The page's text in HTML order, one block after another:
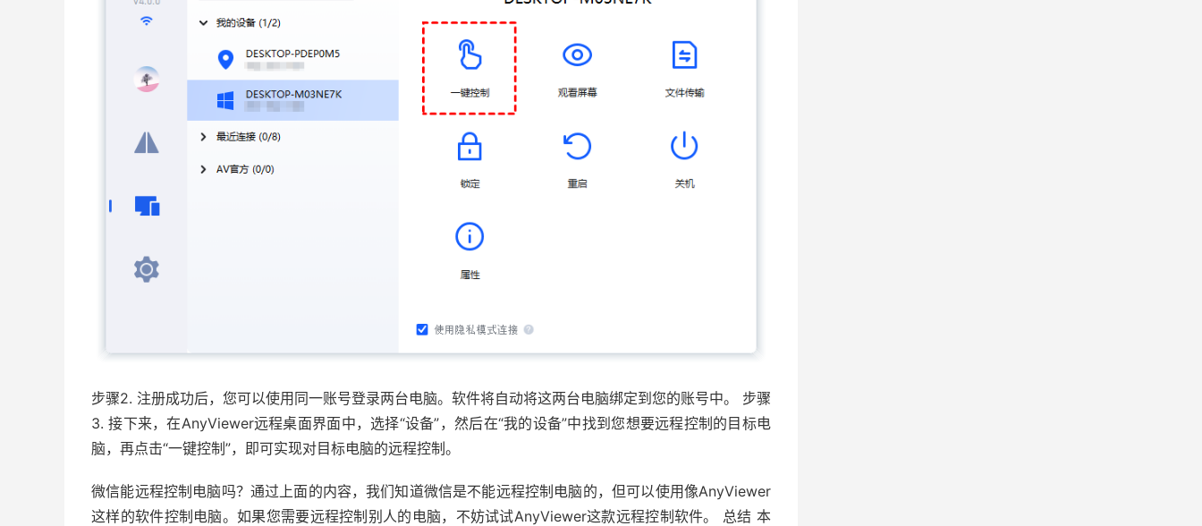
步骤2. 注册成功后，您可以使用同一账号登录两台电脑。软件将自动将这两台电脑绑定到您的账号中。 步骤
3. 接下来，在AnyViewer远程桌面界面中，选择“设备”，然后在“我的设备”中找到您想要远程控制的目标电
脑，再点击“一键控制”，即可实现对目标电脑的远程控制。
微信能远程控制电脑吗？通过上面的内容，我们知道微信是不能远程控制电脑的，但可以使用像AnyViewer
这样的软件控制电脑。如果您需要远程控制别人的电脑，不妨试试AnyViewer这款远程控制软件。 总结 本